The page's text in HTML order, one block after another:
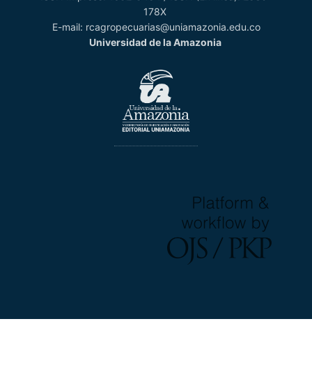
178X
E-mail: rcagropecuarias@uniamazonia.edu.co
Universidad de la Amazonia